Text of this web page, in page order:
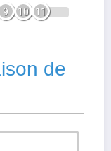
9 10 11
de